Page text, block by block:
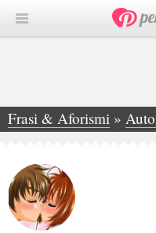
Frasi & Aforismi »
»Fanny Pala